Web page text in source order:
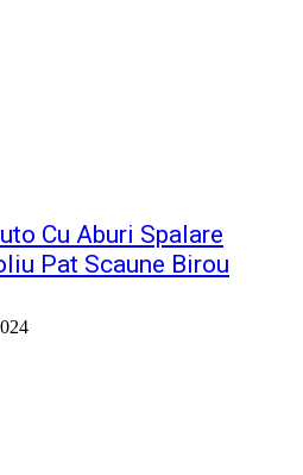
Cu Aburi Spalare
Pat Scaune Birou